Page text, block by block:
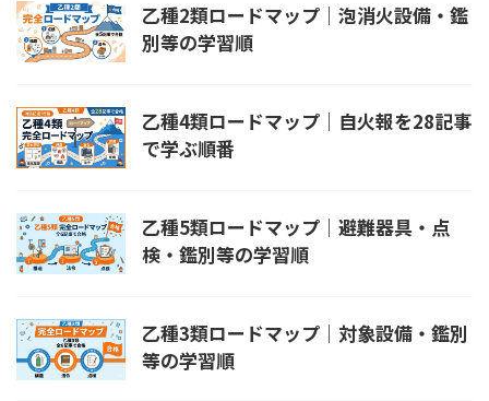
乙種2類ロードマップ｜泡消火設備・鑑
別等の学習順
乙種4類ロードマップ｜自火報を28記事
で学ぶ順番
乙種5類ロードマップ｜避難器具・点
検・鑑別等の学習順
乙種3類ロードマップ｜対象設備・鑑別
等の学習順